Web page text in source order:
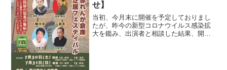
せ】
当初、今月末に開催を予定しておりまし
たが、昨今の新型コロナウイルス感染拡
大を鑑み、出演者と相談した結果、開催